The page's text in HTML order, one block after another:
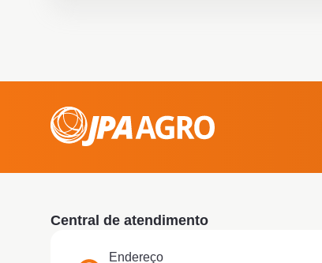
Central de atendimento
Endereço